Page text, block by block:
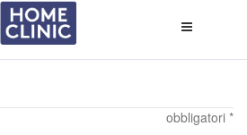
di
obbligatori *